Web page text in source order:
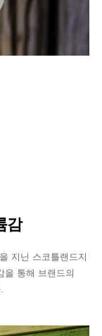
감
지닌 스코틀랜드지
을 통해 브랜드의